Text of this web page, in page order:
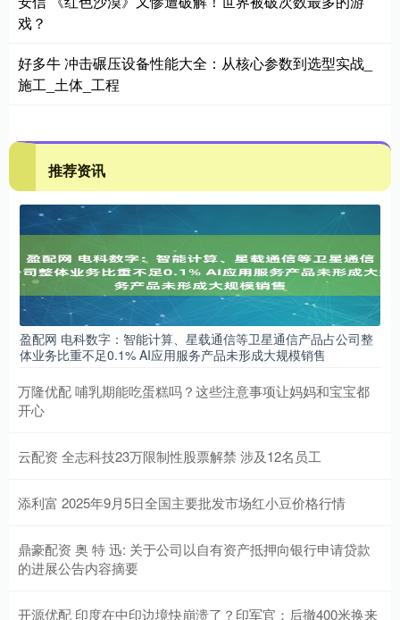
戏？
好多牛 冲击碾压设备性能大全：从核心参数到选型实战_
施工_土体_工程
推荐资讯
盈配网 电科数字：智能计算、星载通信等卫星通信产品占公司整
体业务比重不足0.1% AI应用服务产品未形成大规模销售
万隆优配 哺乳期能吃蛋糕吗？这些注意事项让妈妈和宝宝都
开心
云配资 全志科技23万限制性股票解禁 涉及12名员工
添利富 2025年9月5日全国主要批发市场红小豆价格行情
鼎豪配资 奥 特 迅: 关于公司以自有资产抵押向银行申请贷款
的进展公告内容摘要
开源优配 印度在中印边境快崩溃了？印军官：后撤400米换来